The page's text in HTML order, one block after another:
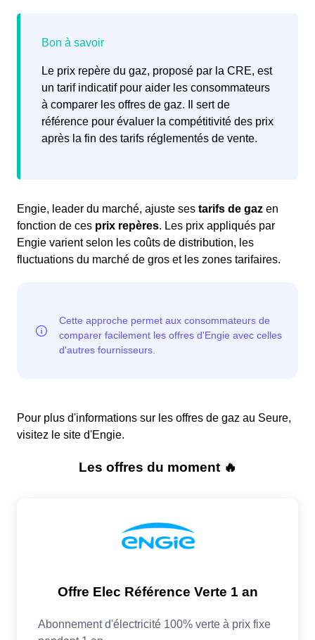
Le prix repère du gaz, proposé par la CRE, est
un tarif indicatif pour aider les consommateurs
à comparer les offres de gaz. Il sert de
référence pour évaluer la compétitivité des prix
après la fin des tarifs réglementés de vente.
Engie, leader du marché, ajuste ses tarifs de gaz en
fonction de ces prix repères. Les prix appliqués par
Engie varient selon les coûts de distribution, les
fluctuations du marché de gros et les zones tarifaires.
Pour plus d'informations sur les offres de gaz au Seure,
visitez le site d'Engie.